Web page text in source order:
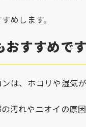
めします。
おすすめです
は、ホコリや湿気
汚れやニオイの原